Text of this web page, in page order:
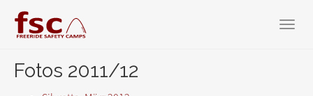
Hauptinhalt
springen
Fotos 2011/12